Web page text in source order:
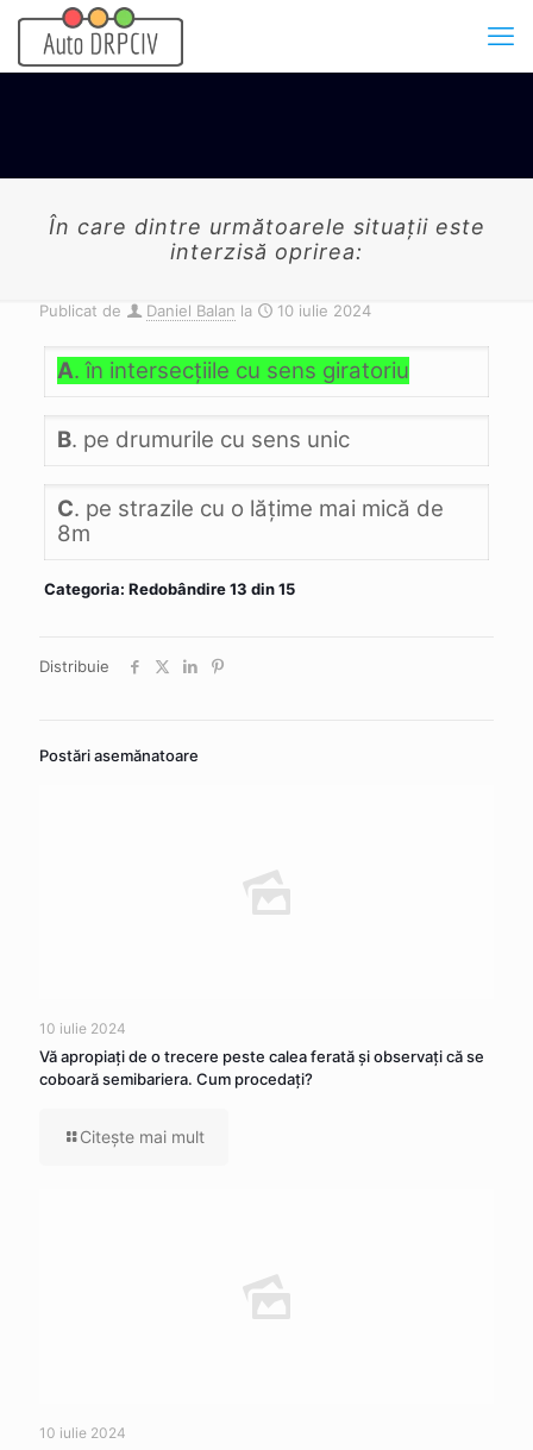
În care dintre următoarele situaţii este
interzisă oprirea:
Publicat de Daniel Balan la 10 iulie 2024
A. în intersecţiile cu sens giratoriu
B. pe drumurile cu sens unic
C. pe strazile cu o lăţime mai mică de
8m
Categoria: Redobândire 13 din 15
Distribuie
Postări asemănatoare
10 iulie 2024
Vă apropiaţi de o trecere peste calea ferată şi observaţi că se
coboară semibariera. Cum procedaţi?
Citeşte mai mult
10 iulie 2024